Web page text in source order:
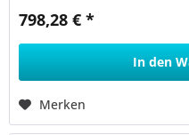
798,28 € *
In den
Merken